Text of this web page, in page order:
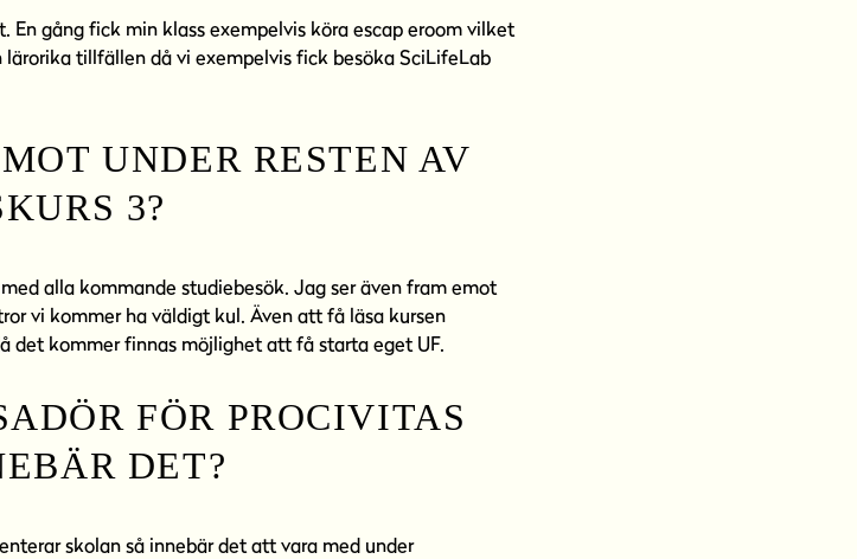
gång fick min klass exempelvis köra escap eroom vilket
tillfällen då vi exempelvis fick besöka SciLifeLab
UNDER RESTEN AV
3?
alla kommande studiebesök. Jag ser även fram emot
vi kommer ha väldigt kul. Även att få läsa kursen
det kommer finnas möjlighet att få starta eget UF.
FÖR PROCIVITAS
DET?
skolan så innebär det att vara med under